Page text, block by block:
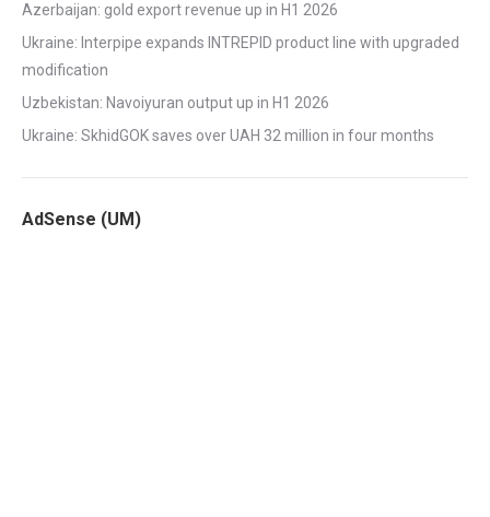
Azerbaijan: gold export revenue up in H1 2026
Ukraine: Interpipe expands INTREPID product line with upgraded
modification
Uzbekistan: Navoiyuran output up in H1 2026
Ukraine: SkhidGOK saves over UAH 32 million in four months
AdSense (UM)